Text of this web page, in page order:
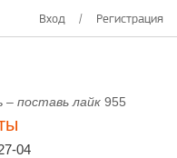
Вход / Регистрация
– поставь лайк 955
04